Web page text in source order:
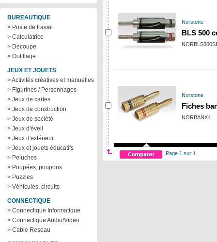
BUREAUTIQUE
> Poste de travail
> Calculatrice
> Decoupe
> Outillage
JEUX ET JOUETS
> Activités créatives et manuelles
> Figurines / Personnages
> Jeux de cartes
> Jeux de construction
> Jeux de société
> Jeux d'éveil
> Jeux d'extérieur
> Jeux et jouets éducatifs
> Peluches
> Poupées, poupons
> Puzzles
> Véhicules, circuits
CONNECTIQUE
> Connectique Informatique
> Connectique Audio/Video
> Cable Reseau
Norstone
BLS 500
Norstone
Fiches
NORBANX4
Page 1 sur 1